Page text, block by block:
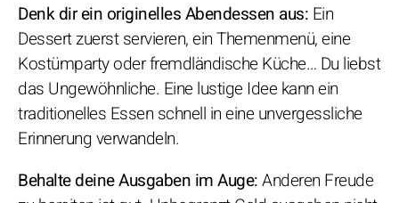
Denk dir ein originelles Abendessen aus: Ein
Dessert zuerst servieren, ein Themenmenü, eine
Kostümparty oder fremdländische Küche… Du liebst
das Ungewöhnliche. Eine lustige Idee kann ein
traditionelles Essen schnell in eine unvergessliche
Erinnerung verwandeln.
Behalte deine Ausgaben im Auge:Anderen Freude